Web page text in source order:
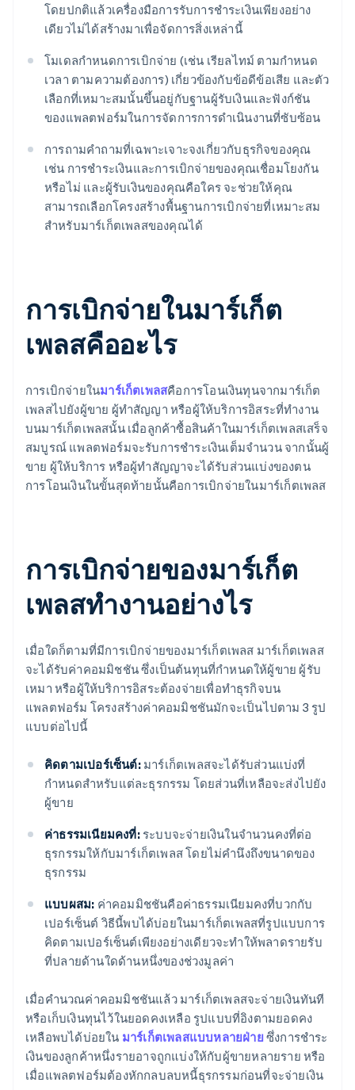
โดยปกติแล้วเครื่องมือการรับการชำระเงินเพียงอย่าง
เดียวไม่ได้สร้างมาเพื่อจัดการสิ่งเหล่านี้
โมเดลกำหนดการเบิกจ่าย (เช่น เรียลไทม์ ตามกำหนด
เวลา ตามความต้องการ) เกี่ยวข้องกับข้อดีข้อเสีย และตัว
เลือกที่เหมาะสมนั้นขึ้นอยู่กับฐานผู้รับเงินและฟังก์ชัน
ของแพลตฟอร์มในการจัดการการดำเนินงานที่ซับซ้อน
การถามคำถามที่เฉพาะเจาะจงเกี่ยวกับธุรกิจของคุณ
เช่น การชำระเงินและการเบิกจ่ายของคุณเชื่อมโยงกัน
หรือไม่ และผู้รับเงินของคุณคือใคร จะช่วยให้คุณ
สามารถเลือกโครงสร้างพื้นฐานการเบิกจ่ายที่เหมาะสม
สำหรับมาร์เก็ตเพลสของคุณได้
การเบิกจ่ายในมาร์เก็ต
เพลสคืออะไร
การเบิกจ่ายในมาร์เก็ตเพลสคือการโอนเงินทุนจากมาร์เก็ต
เพลสไปยังผู้ขาย ผู้ทำสัญญา หรือผู้ให้บริการอิสระที่ทำงาน
บนมาร์เก็ตเพลสนั้น เมื่อลูกค้าซื้อสินค้าในมาร์เก็ตเพลสเสร็จ
สมบูรณ์ แพลตฟอร์มจะรับการชำระเงินเต็มจำนวน จากนั้นผู้
ขาย ผู้ให้บริการ หรือผู้ทำสัญญาจะได้รับส่วนแบ่งของตน
การโอนเงินในขั้นสุดท้ายนั้นคือการเบิกจ่ายในมาร์เก็ตเพลส
การเบิกจ่ายของมาร์เก็ต
เพลสทำงานอย่างไร
เมื่อใดก็ตามที่มีการเบิกจ่ายของมาร์เก็ตเพลส มาร์เก็ตเพลส
จะได้รับค่าคอมมิชชัน ซึ่งเป็นต้นทุนที่กำหนดให้ผู้ขาย ผู้รับ
เหมา หรือผู้ให้บริการอิสระต้องจ่ายเพื่อทำธุรกิจบน
แพลตฟอร์ม โครงสร้างค่าคอมมิชชันมักจะเป็นไปตาม 3 รูป
แบบต่อไปนี้
คิดตามเปอร์เซ็นต์:มาร์เก็ตเพลสจะได้รับส่วนแบ่งที่
กำหนดสำหรับแต่ละธุรกรรม โดยส่วนที่เหลือจะส่งไปยัง
ผู้ขาย
ค่าธรรมเนียมคงที่:ระบบจะจ่ายเงินในจำนวนคงที่ต่อ
ธุรกรรมให้กับมาร์เก็ตเพลส โดยไม่คำนึงถึงขนาดของ
ธุรกรรม
แบบผสม: ค่าคอมมิชชันคือค่าธรรมเนียมคงที่บวกกับ
เปอร์เซ็นต์ วิธีนี้พบได้บ่อยในมาร์เก็ตเพลสที่รูปแบบการ
คิดตามเปอร์เซ็นต์เพียงอย่างเดียวจะทำให้พลาดรายรับ
ที่ปลายด้านใดด้านหนึ่งของช่วงมูลค่า
เมื่อคำนวณค่าคอมมิชชันแล้ว มาร์เก็ตเพลสจะจ่ายเงินทันที
หรือเก็บเงินทุนไว้ในยอดคงเหลือ รูปแบบที่อิงตามยอดคง
เหลือพบได้บ่อยใน มาร์เก็ตเพลสแบบหลายฝ่าย ซึ่งการชำระ
เงินของลูกค้าหนึ่งรายอาจถูกแบ่งให้กับผู้ขายหลายราย หรือ
เมื่อแพลตฟอร์มต้องหักกลบลบหนี้ธุรกรรมก่อนที่จะจ่ายเงิน